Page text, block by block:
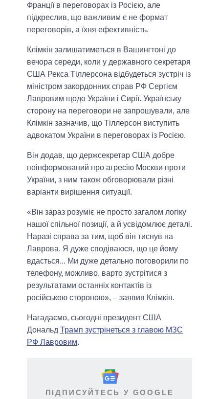
Франції в переговорах із Росією, але
підкреслив, що важливим є не формат
переговорів, а їхня ефективність.
Клімкін залишатиметься в Вашингтоні до
вечора середи, коли у державного секретаря
США Рекса Тіллерсона відбудеться зустріч із
міністром закордонних справ РФ Сергієм
Лавровим щодо України і Сирії. Українську
сторону на переговори не запрошували, але
Клімкін зазначив, що Тіллерсон виступить
адвокатом України в переговорах із Росією.
Він додав, що держсекретар США добре
поінформований про агресію Москви проти
України, з ним також обговорювали різні
варіанти вирішення ситуації.
«Він зараз розуміє не просто загалом логіку
нашої спільної позиції, а й усвідомлює деталі.
Наразі справа за тим, щоб він тиснув на
Лаврова. Я дуже сподіваюся, що це йому
вдасться... Ми дуже детально поговорили по
телефону, можливо, варто зустрітися з
результатами останніх контактів із
російською стороною», – заявив Клімкін.
Нагадаємо, сьогодні президент США
Дональд Трамп зустрінеться з главою МЗС
РФ Лавровим.
ПІДПИСУЙТЕСЬ У GOOGLE